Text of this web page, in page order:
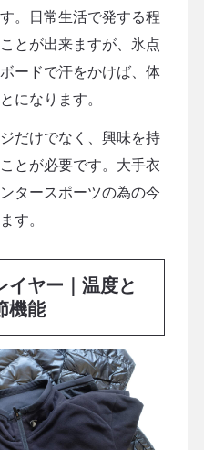
。日常生活で発する程
とが出来ますが、氷点
ードで汗をかけば、体
になります。
だけでなく、興味を持
とが必要です。大手衣
タースポーツの為の今
す。
イヤー｜温度と
機能